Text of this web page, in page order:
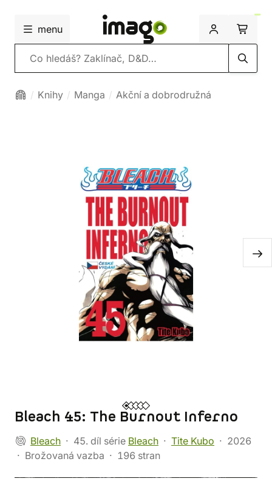
menu
Vyhledávání
Knihy Manga Akční a dobrodružná
Bleach 45: The Burnout Inferno
Bleach 45. díl série Bleach Tite Kubo
2026
Brožovaná vazba
196 stran